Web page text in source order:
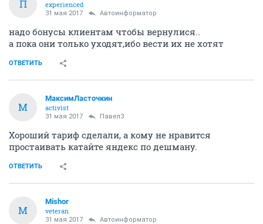
П experienced
31 мая 2017 Автоинформатор
надо бонусы клиентам чтобы вернулися..
а пока они только уходят,ибо вести их не хотят
ОТВЕТИТЬ
М
МаксимЛасточкин
activist
31 мая 2017 Павел3
Хороший тариф сделали, а кому не нравится
простаивать катайте яндекс по дешману.
ОТВЕТИТЬ
M
Mishor
veteran
31 мая 2017 Автоинформатор